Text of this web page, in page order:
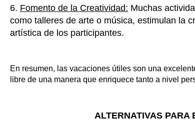
6. Fomento de la Creatividad: Muchas activida
como talleres de arte o música, estimulan la
artística de los participantes.
En resumen, las vacaciones útiles son una
libre de una manera que enriquece tanto a nivel
ALTERNATIVAS PARA